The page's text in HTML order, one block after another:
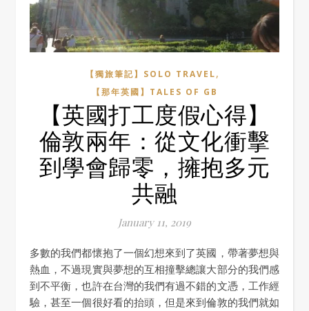
【獨旅筆記】SOLO TRAVEL,
【那年英國】TALES OF GB
【英國打工度假心得】
倫敦兩年：從文化衝擊
到學會歸零，擁抱多元
共融
January 11, 2019
多數的我們都懷抱了一個幻想來到了英國，帶著夢想與
熱血，不過現實與夢想的互相撞擊總讓大部分的我們感
到不平衡，也許在台灣的我們有過不錯的文憑，工作經
驗，甚至一個很好看的抬頭，但是來到倫敦的我們就如